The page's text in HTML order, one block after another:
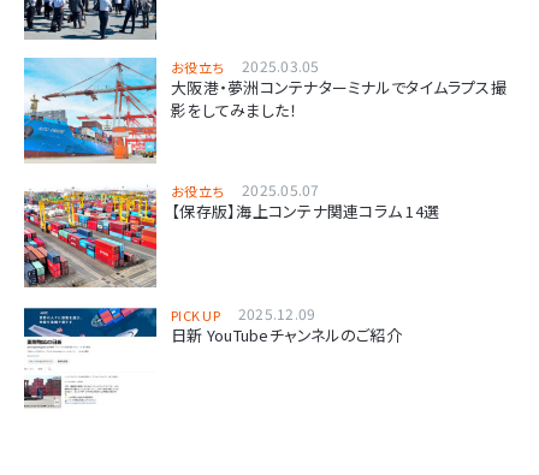
お役立ち 2025.03.05
大阪港・夢洲コンテナターミナルでタイムラプス撮
影をしてみました！
お役立ち 2025.05.07
【保存版】海上コンテナ関連コラム 14選
PICK UP 2025.12.09
日新 YouTubeチャンネルのご紹介